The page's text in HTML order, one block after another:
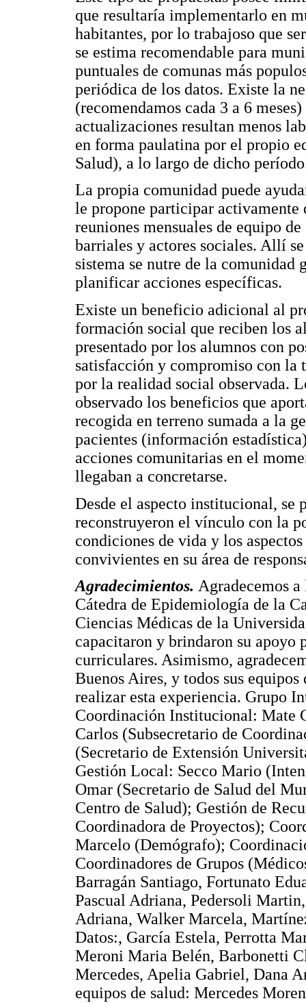
que resultaría implementarlo en
habitantes, por lo trabajoso que
se estima recomendable para
puntuales de comunas más
periódica de los datos. Existe la
(recomendamos cada 3 a 6
actualizaciones resultan menos
en forma paulatina por el propio
Salud), a lo largo de dicho
La propia comunidad puede
le propone participar
reuniones mensuales de equipo
barriales y actores sociales. Allí
sistema se nutre de la
planificar acciones específicas.
Existe un beneficio adicional al
formación social que reciben los
presentado por los alumnos con
satisfacción y compromiso con la
por la realidad social observada.
observado los beneficios que
recogida en terreno sumada a la
pacientes (información
acciones comunitarias en el
llegaban a concretarse.
Desde el aspecto institucional, se
reconstruyeron el vínculo con la
condiciones de vida y los
convivientes en su área de
Agradecimientos. Agradecemos
Cátedra de Epidemiología de la
Ciencias Médicas de la
capacitaron y brindaron su apoyo
curriculares. Asimismo,
Buenos Aires, y todos sus
realizar esta experiencia. Grupo
Coordinación Institucional: Mate
Carlos (Subsecretario de
(Secretario de Extensión
Gestión Local: Secco Mario
Omar (Secretario de Salud del
Centro de Salud); Gestión de
Coordinadora de Proyectos);
Marcelo (Demógrafo);
Coordinadores de Grupos
Barragán Santiago, Fortunato
Pascual Adriana, Pedersoli
Adriana, Walker Marcela,
Datos:, García Estela, Perrotta
Meroni Maria Belén, Barbonetti
Mercedes, Apelia Gabriel, Dana
equipos de salud: Mercedes